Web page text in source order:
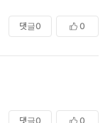
댓글0 0
댓글0 0